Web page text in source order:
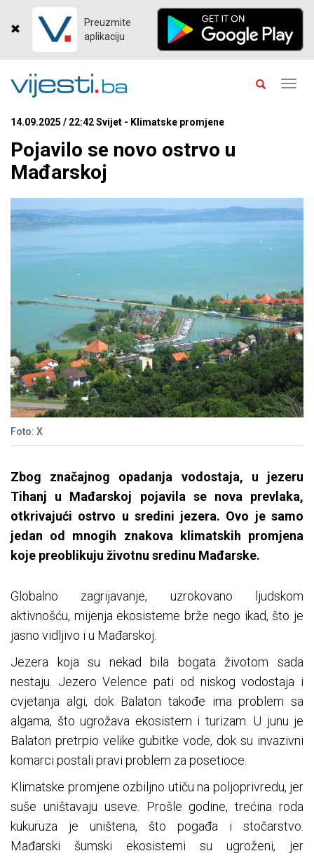
Preuzmite
aplikaciju
14.09.2025 / 22:42 Svijet - Klimatske promjene
Pojavilo se novo ostrvo u
Mađarskoj
Foto: X
Zbog značajnog opadanja vodostaja, u jezeru
Tihanj u Mađarskoj pojavila se nova prevlaka,
otkrivajući ostrvo u sredini jezera. Ovo je samo
jedan od mnogih znakova klimatskih promjena
koje preoblikuju životnu sredinu Mađarske.
Globalno zagrijavanje, uzrokovano ljudskom
aktivnošću, mijenja ekosisteme brže nego ikad, što je
jasno vidljivo i u Mađarskoj.
Jezera koja su nekad bila bogata životom sada
nestaju. Jezero Velence pati od niskog vodostaja i
cvjetanja algi, dok Balaton takođe ima problem sa
algama, što ugrožava ekosistem i turizam. U junu je
Balaton pretrpio velike gubitke vode, dok su invazivni
komarci postali pravi problem za posetioce.
Klimatske promjene ozbiljno utiču na poljoprivredu, jer
suše uništavaju useve. Prošle godine, trećina roda
kukuruza je uništena, što pogađa i stočarstvo.
Mađarski šumski ekosistemi su ugroženi, jer